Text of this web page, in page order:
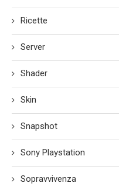
Ricette
Server
Shader
Skin
Snapshot
Sony Playstation
Sopravvivenza